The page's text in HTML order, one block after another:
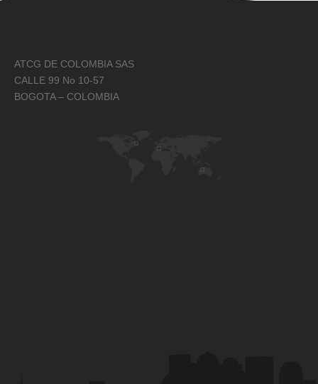
ATCG DE COLOMBIA SAS
CALLE 99 No 10-57
BOGOTA – COLOMBIA